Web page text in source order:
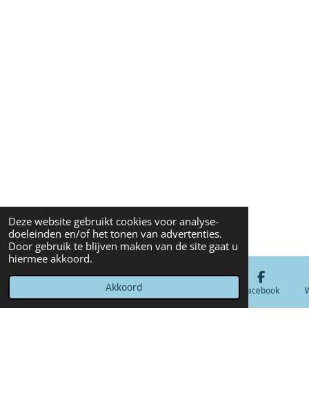
Deze website gebruikt cookies voor analyse-
doeleinden en/of het tonen van advertenties.
Door gebruik te blijven maken van de site gaat u
hiermee akkoord.
Akkoord
Telefoonnummer Facebook